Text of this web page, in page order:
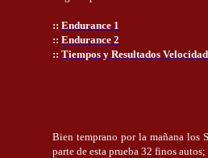
:: Endurance 1
:: Endurance 2
:: Tiempos y Resultados Velocidad
Bien temprano por la mañana los
parte de esta prueba 32 finos